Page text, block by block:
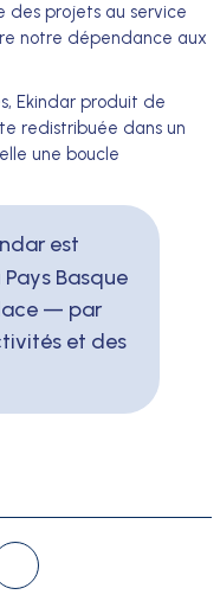
projets au service
notre dépendance aux
Ekindar produit de
redistribuée dans un
une boucle
est
Basque
— par
et des